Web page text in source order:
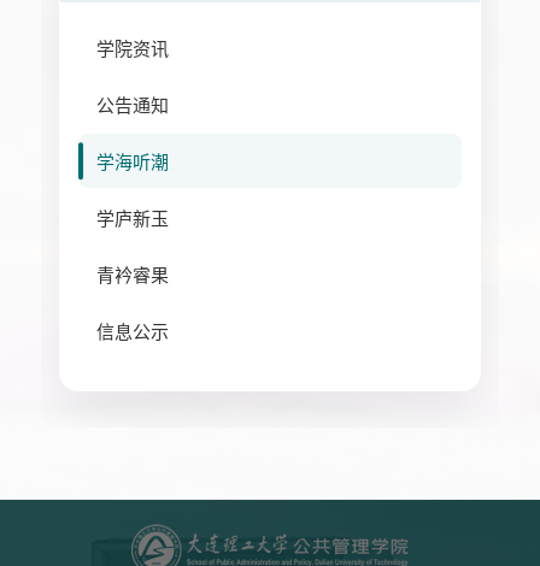
学院资讯
公告通知
学海听潮
学庐新玉
青衿睿果
信息公示